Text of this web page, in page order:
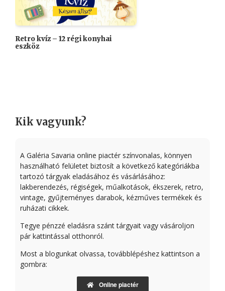
Retro kvíz – 12 régi konyhai
eszköz
Kik vagyunk?
A Galéria Savaria online piactér színvonalas, könnyen
használható felületet biztosít a következő kategóriákba
tartozó tárgyak eladásához és vásárlásához:
lakberendezés, régiségek, műalkotások, ékszerek, retro,
vintage, gyűjteményes darabok, kézműves termékek és
ruházati cikkek.
Tegye pénzzé eladásra szánt tárgyait vagy vásároljon
pár kattintással otthonról.
Most a blogunkat olvassa, továbblépéshez kattintson a
gombra:
Online piactér